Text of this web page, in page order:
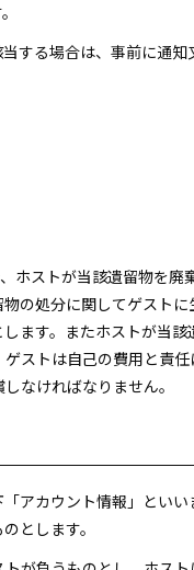
する場合は、事前に通
ホストが当該遺留物を
の処分に関してゲスト
ます。またホストが当
ストは自己の費用と責
なければなりません。
アカウント情報」とい
とします。